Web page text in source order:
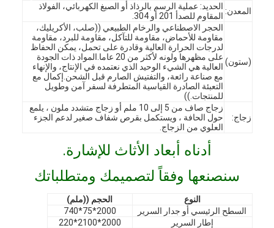
المنتجات
المعدن: الحديد: عملية الرسم بالرذاذ أو الصبغ الكهربائي، الفولاذ
المقاوم للصدأ 201 أو 304.
(ستون)
الحجر الاصطناعي والرخام الطبيعي ((صلب، الأكريليك،
مقاومة للأحماض، مقاومة للتآكل، مقاومة للبرد، مقاومة
لدرجات الحرارة العالية وقادرة على تحمل، يمكن الحفاظ
على مظهرها ولونه لأكثر من 20 عاما.المواد ذات الجودة
العالية هي الشيء الوحيد الذي نعتمده في الإنتاج، والإنهاء
مع صناعة رائعة، والتفتيش الصارم قبل الشحن.إكمال مع
التعبئة الصادرة القياسية المتطرفة لسفر آمن وطويل
للمنتجات.))
زجاج:
زجاج صاف من 5 إلى 10 ملم أو زجاج متشدد ملون ، يلمع
حول الحافة ، ويستكمل بقرص شفاف صغير لدعم الجزء
العلوي من الزجاج.
أدناه أبعاد الأثاث للإشارة.
سنصنعها وفقاً لتصميمك ومتطلباتك
النوع
الحجم ((ملم)
السطح الرئيسي أو جدار السرير
2000*75*740
إطار السرير
2000*2100*220